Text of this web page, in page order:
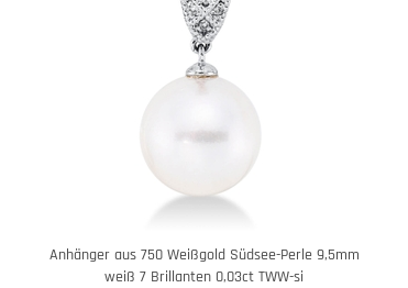
Anhänger aus 750 Weißgold Südsee-Perle 9,5mm
weiß 7 Brillanten 0,03ct TWW-si